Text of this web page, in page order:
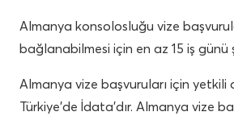
Almanya konsolosluğu vize
bağlanabilmesi için en az 15 iş günü
Almanya vize başvuruları için yetkili
Türkiye’de İdata’dır. Almanya vize